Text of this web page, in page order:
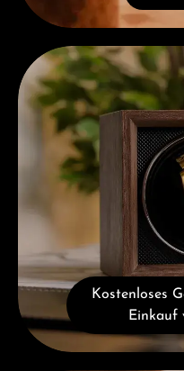
Kostenloses Geschenk ab
Kostenloses
Einkauf